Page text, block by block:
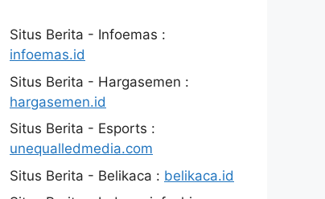
Situs Berita - Infoemas :
infoemas.id
Situs Berita - Hargasemen :
hargasemen.id
Situs Berita - Esports :
unequalledmedia.com
Situs Berita - Belikaca : belikaca.id